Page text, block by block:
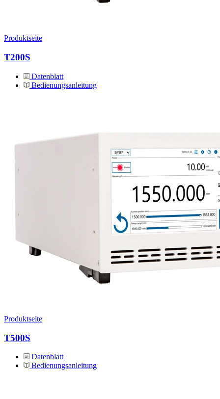
Produktseite
T200S
Datenblatt
Bedienungsanleitung
Produktseite
T500S
Datenblatt
Bedienungsanleitung